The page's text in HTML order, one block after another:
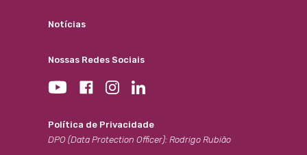
Notícias
Nossas Redes Sociais
Política de Privacidade
DPO (Data Protection Officer): Rodrigo Rubião